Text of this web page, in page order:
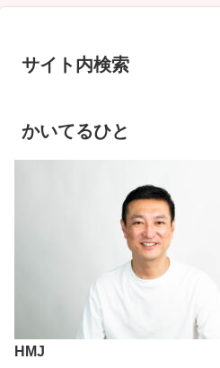
サイト内検索
かいてるひと
HMJ